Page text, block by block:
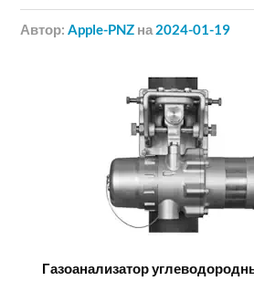
Автор:Apple-PNZ на 2024-01-19
Газоанализатор